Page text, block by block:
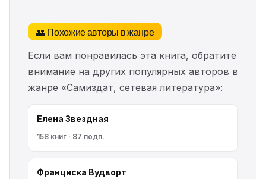
👥 Похожие авторы в жанре
Если вам понравилась эта книга, обратите
внимание на других популярных авторов в
жанре «Самиздат, сетевая литература»:
Елена Звездная
158 книг · 87 подп.
Франциска Вудворт